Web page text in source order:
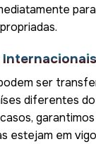
ser
diferentes
estejam em